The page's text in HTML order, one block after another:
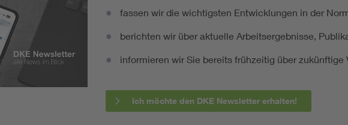
fassen wir die wichtigsten Entwicklungen in der
berichten wir über aktuelle Arbeitsergebnisse,
informieren wir Sie bereits frühzeitig über zukünftige
Ich möchte den DKE Newsletter erhalten!